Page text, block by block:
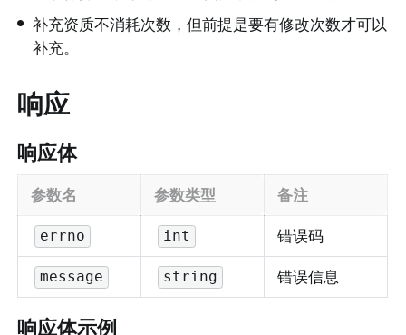
• 补充资质不消耗次数，但前提是要有修改次数才可以
补充。
响应
响应体
参数名 参数类型 备注
errno int 错误码
message string 错误信息
响应体示例